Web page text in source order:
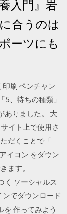
入門』岩
合うのは
ーツにも
印刷 ペンチャン
5、待ちの種類」
ありました。 大
イト上で使用さ
だくことで「
イコン をダウン
ます。
く ソーシャルス
ンでダウンロード
を 作ってみよう